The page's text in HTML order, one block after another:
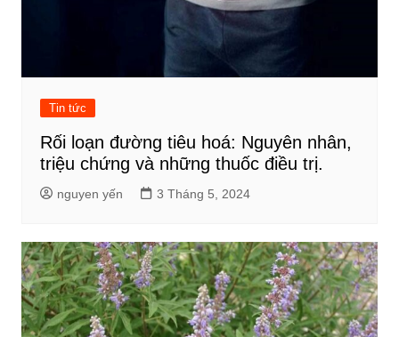
Tin tức
Rối loạn đường tiêu hoá: Nguyên nhân,
triệu chứng và những thuốc điều trị.
nguyen yến 3 Tháng 5, 2024